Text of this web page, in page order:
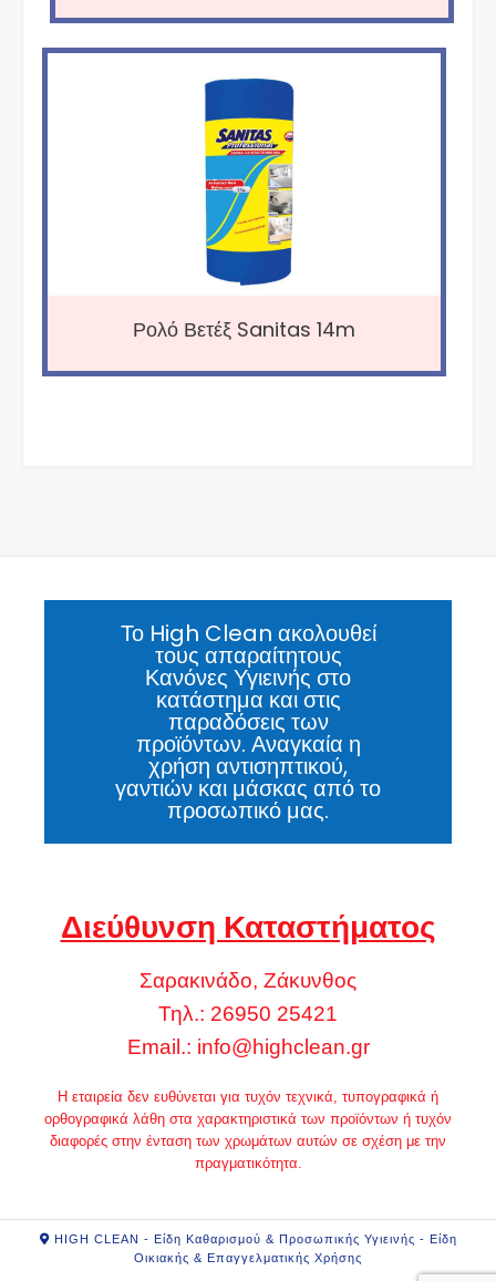
Ρολό Βετέξ Sanitas 14m
Το High Clean ακολουθεί
τους απαραίτητους
Κανόνες Υγιεινής στο
κατάστημα και στις
παραδόσεις των
προϊόντων. Αναγκαία η
χρήση αντισηπτικού,
γαντιών και μάσκας από το
προσωπικό μας.
Διεύθυνση Καταστήματος
Σαρακινάδο, Ζάκυνθος
Τηλ.: 26950 25421
Email.: info@highclean.gr
Η εταιρεία δεν ευθύνεται για τυχόν τεχνικά, τυπογραφικά ή
ορθογραφικά λάθη στα χαρακτηριστικά των προϊόντων ή τυχόν
διαφορές στην ένταση των χρωμάτων αυτών σε σχέση με την
πραγματικότητα.
HIGH CLEAN - Είδη Καθαρισμού & Προσωπικής Υγιεινής - Είδη
Οικιακής & Επαγγελματικής Χρήσης